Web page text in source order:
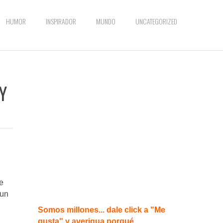
HUMOR INSPIRADOR MUNDO UNCATEGORIZED
Somos millones... dale click a "Me
gusta" y averigua porqué